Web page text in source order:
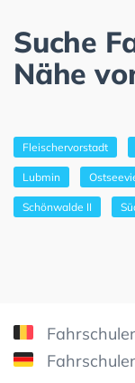
Suche
Nähe
Fleischervorstadt
Lubmin
Schönwalde II